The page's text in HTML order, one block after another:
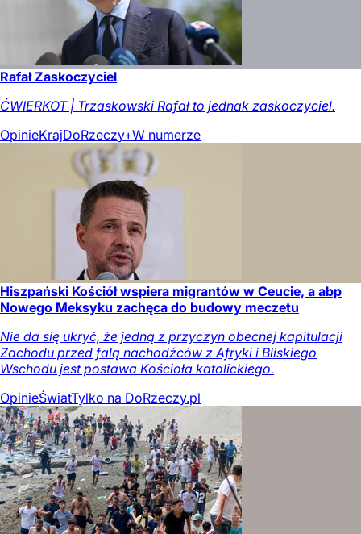
Rafał Zaskoczyciel
ĆWIERKOT | Trzaskowski Rafał to jednak zaskoczyciel.
OpinieKrajDoRzeczy+W numerze
Hiszpański Kościół wspiera migrantów w Ceucie, a abp
Nowego Meksyku zachęca do budowy meczetu
Nie da się ukryć, że jedną z przyczyn obecnej kapitulacji
Zachodu przed falą nachodźców z Afryki i Bliskiego
Wschodu jest postawa Kościoła katolickiego.
OpinieŚwiatTylko na DoRzeczy.pl